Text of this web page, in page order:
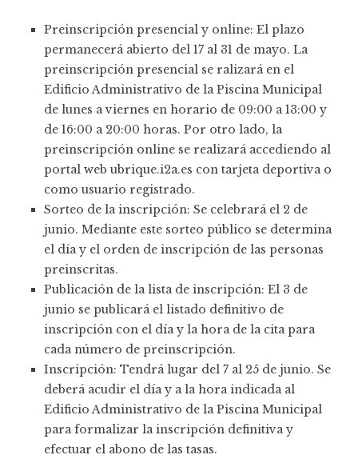
Preinscripción presencial y online: El plazo
permanecerá abierto del 17 al 31 de mayo. La
preinscripción presencial se ralizará en el
Edificio Administrativo de la Piscina Municipal
de lunes a viernes en horario de 09:00 a 13:00 y
de 16:00 a 20:00 horas. Por otro lado, la
preinscripción online se realizará accediendo al
portal web ubrique.i2a.es con tarjeta deportiva o
como usuario registrado.
Sorteo de la inscripción: Se celebrará el 2 de
junio. Mediante este sorteo público se determina
el día y el orden de inscripción de las personas
preinscritas.
Publicación de la lista de inscripción: El 3 de
junio se publicará el listado definitivo de
inscripción con el día y la hora de la cita para
cada número de preinscripción.
Inscripción: Tendrá lugar del 7 al 25 de junio. Se
deberá acudir el día y a la hora indicada al
Edificio Administrativo de la Piscina Municipal
para formalizar la inscripción definitiva y
efectuar el abono de las tasas.